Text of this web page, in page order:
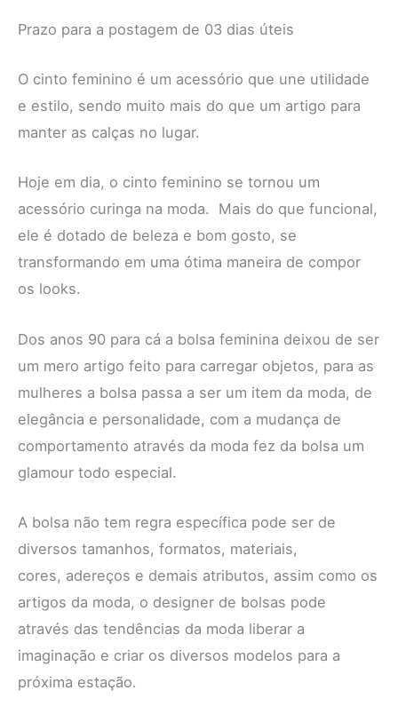
Prazo para a postagem de 03 dias úteis
O cinto feminino é um acessório que une utilidade
e estilo, sendo muito mais do que um artigo para
manter as calças no lugar.
Hoje em dia, o cinto feminino se tornou um
acessório curinga na moda. Mais do que funcional,
ele é dotado de beleza e bom gosto, se
transformando em uma ótima maneira de compor
os looks.
Dos anos 90 para cá a bolsa feminina deixou de ser
um mero artigo feito para carregar objetos, para as
mulheres a bolsa passa a ser um item da moda, de
elegância e personalidade, com a mudança de
comportamento através da moda fez da bolsa um
glamour todo especial.
A bolsa não tem regra específica pode ser de
diversos tamanhos, formatos, materiais,
cores, adereços e demais atributos, assim como os
artigos da moda, o designer de bolsas pode
através das tendências da moda liberar a
imaginação e criar os diversos modelos para a
próxima estação.